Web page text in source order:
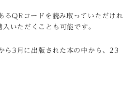
るQRコードを読み取っていただけれ
いただくことも可能です。
ら3月に出版された本の中から、23